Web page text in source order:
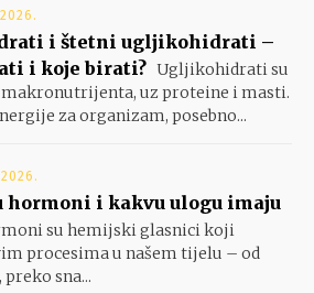
i štetni ugljikohidrati –
i koje birati? Ugljikohidrati su
makronutrijenta, uz proteine i masti.
za organizam, posebno...
hormoni i kakvu ulogu imaju
su hemijski glasnici koji
procesima u našem tijelu – od
sna...